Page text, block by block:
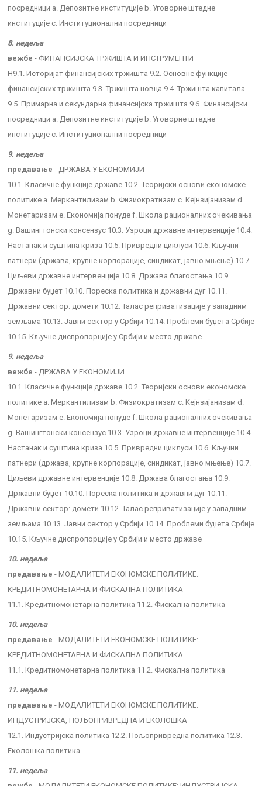
посредници a. Депозитне институције b. Уговорне штедне
институције c. Институционални посредници
8. недеља
вежбе - ФИНАНСИЈСКА ТРЖИШТА И ИНСТРУМЕНТИ
Н9.1. Историјат финансијских тржишта 9.2. Основне функције
финансијских тржишта 9.3. Тржишта новца 9.4. Тржишта капитала
9.5. Примарна и секундарна финансијска тржишта 9.6. Финансијски
посредници a. Депозитне институције b. Уговорне штедне
институције c. Институционални посредници
9. недеља
предавање - ДРЖАВА У ЕКОНОМИЈИ
10.1. Класичне функције државе 10.2. Теоријски основи економске
политике a. Меркантилизам b. Физиократизам c. Кејнзијанизам d.
Монетаризам e. Економија понуде f. Школа рационалних очекивања
g. Вашингтонски консензус 10.3. Узроци државне интервенције 10.4.
Настанак и суштина криза 10.5. Привредни циклуси 10.6. Кључни
патнери (држава, крупне корпорације, синдикат, јавно мњење) 10.7.
Циљеви државне интервенције 10.8. Држава благостања 10.9.
Државни буџет 10.10. Пореска политика и државни дуг 10.11.
Државни сектор: домети 10.12. Талас реприватизације у западним
земљама 10.13. Јавни сектор у Србији 10.14. Проблеми буџета Србије
10.15. Кључне диспропорције у Србији и место државе
9. недеља
вежбе - ДРЖАВА У ЕКОНОМИЈИ
10.1. Класичне функције државе 10.2. Теоријски основи економске
политике a. Меркантилизам b. Физиократизам c. Кејнзијанизам d.
Монетаризам e. Економија понуде f. Школа рационалних очекивања
g. Вашингтонски консензус 10.3. Узроци државне интервенције 10.4.
Настанак и суштина криза 10.5. Привредни циклуси 10.6. Кључни
патнери (држава, крупне корпорације, синдикат, јавно мњење) 10.7.
Циљеви државне интервенције 10.8. Држава благостања 10.9.
Државни буџет 10.10. Пореска политика и државни дуг 10.11.
Државни сектор: домети 10.12. Талас реприватизације у западним
земљама 10.13. Јавни сектор у Србији 10.14. Проблеми буџета Србије
10.15. Кључне диспропорције у Србији и место државе
10. недеља
предавање - МОДАЛИТЕТИ ЕКОНОМСКЕ ПОЛИТИКЕ:
КРЕДИТНОМОНЕТАРНА И ФИСКАЛНА ПОЛИТИКА
11.1. Кредитномонетарна политика 11.2. Фискална политика
10. недеља
предавање - МОДАЛИТЕТИ ЕКОНОМСКЕ ПОЛИТИКЕ:
КРЕДИТНОМОНЕТАРНА И ФИСКАЛНА ПОЛИТИКА
11.1. Кредитномонетарна политика 11.2. Фискална политика
11. недеља
предавање - МОДАЛИТЕТИ ЕКОНОМСКЕ ПОЛИТИКЕ:
ИНДУСТРИЈСКА, ПОЉОПРИВРЕДНА И ЕКОЛОШКА
12.1. Индустријска политика 12.2. Пољопривредна политика 12.3.
Еколошка политика
11. недеља